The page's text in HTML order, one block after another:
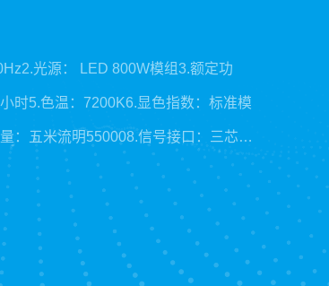
光源： LED 800W模组3.额定功
时5.色温：7200K6.显色指数：标准模
：五米流明550008.信号接口：三芯卡
通道模式：35个国际标准DMX512
中英文切换12.固定颜色：5